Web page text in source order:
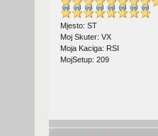
Mjesto: ST
Moj Skuter: VX
Moja Kaciga: RSI
MojSetup: 209